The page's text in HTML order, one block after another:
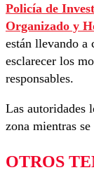
Policía de
Organizado y
están llevando a
esclarecer los
responsables.
Las autoridades
zona mientras
OTROS